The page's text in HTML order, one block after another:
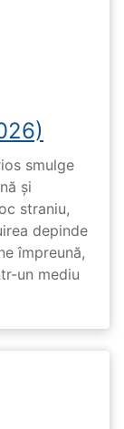
smulge
și
straniu,
depinde
împreună,
un mediu